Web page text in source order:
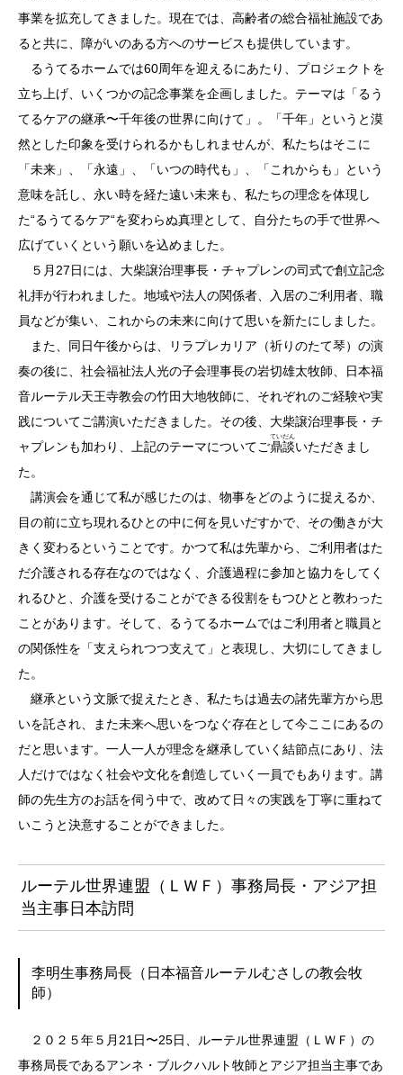
事業を拡充してきました。現在では、高齢者の総合福祉施設であ
ると共に、障がいのある方へのサービスも提供しています。
るうてるホームでは60周年を迎えるにあたり、プロジェクトを
立ち上げ、いくつかの記念事業を企画しました。テーマは「るう
てるケアの継承〜千年後の世界に向けて」。「千年」というと漠
然とした印象を受けられるかもしれませんが、私たちはそこに
「未来」、「永遠」、「いつの時代も」、「これからも」という
意味を託し、永い時を経た遠い未来も、私たちの理念を体現し
た“るうてるケア“を変わらぬ真理として、自分たちの手で世界へ
広げていくという願いを込めました。
５月27日には、大柴譲治理事長・チャプレンの司式で創立記念
礼拝が行われました。地域や法人の関係者、入居のご利用者、職
員などが集い、これからの未来に向けて思いを新たにしました。
また、同日午後からは、リラプレカリア（祈りのたて琴）の演
奏の後に、社会福祉法人光の子会理事長の岩切雄太牧師、日本福
音ルーテル天王寺教会の竹田大地牧師に、それぞれのご経験や実
践についてご講演いただきました。その後、大柴譲治理事長・チ
ャプレンも加わり、上記のテーマについてご鼎談
ていだん
いただきまし
た。
講演会を通じて私が感じたのは、物事をどのように捉えるか、
目の前に立ち現れるひとの中に何を見いだすかで、その働きが大
きく変わるということです。かつて私は先輩から、ご利用者はた
だ介護される存在なのではなく、介護過程に参加と協力をしてく
れるひと、介護を受けることができる役割をもつひとと教わった
ことがあります。そして、るうてるホームではご利用者と職員と
の関係性を「支えられつつ支えて」と表現し、大切にしてきまし
た。
継承という文脈で捉えたとき、私たちは過去の諸先輩方から思
いを託され、また未来へ思いをつなぐ存在として今ここにあるの
だと思います。一人一人が理念を継承していく結節点にあり、法
人だけではなく社会や文化を創造していく一員でもあります。講
師の先生方のお話を伺う中で、改めて日々の実践を丁寧に重ねて
いこうと決意することができました。
ルーテル世界連盟（ＬＷＦ）事務局長・アジア担
当主事日本訪問
李明生事務局長（日本福音ルーテルむさしの教会牧
師）
２０２５年５月21日〜25日、ルーテル世界連盟（ＬＷＦ）の
事務局長であるアンネ・ブルクハルト牧師とアジア担当主事であ